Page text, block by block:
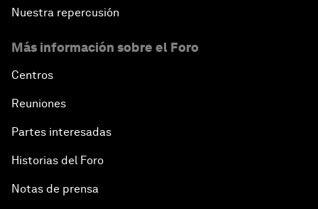
Nuestra repercusión
Más información sobre el Foro
Centros
Reuniones
Partes interesadas
Historias del Foro
Notas de prensa